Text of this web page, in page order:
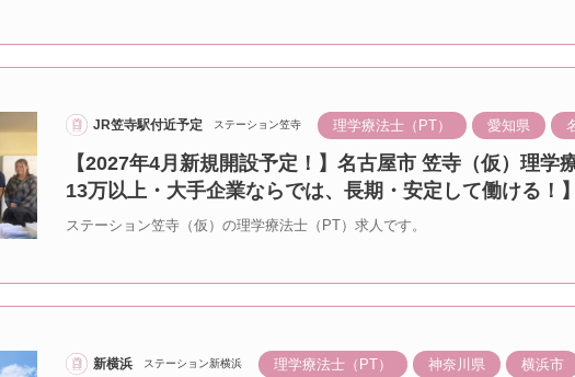
JR笠寺駅付近予定 ステーション笠寺 理学療法士（PT） 愛知県
【2027年4月新規開設予定！】名古屋市 笠寺（仮）理学
13万以上・大手企業ならでは、長期・安定して働ける！
ステーション笠寺（仮）の理学療法士（PT）求人です。
新横浜 ステーション新横浜 理学療法士（PT） 神奈川県 横浜市